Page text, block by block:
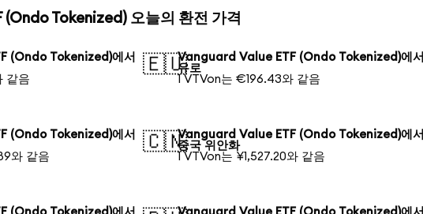
(Ondo Tokenized) 오늘의 환전 가격
(Ondo Tokenized)에서
같음
🇪🇺Vanguard Value ETF (Ondo Tokenized)에서
유로
1 VTVon는 €196.43와 같음
(Ondo Tokenized)에서
와 같음
🇨🇳Vanguard Value ETF (Ondo Tokenized)에서
중국 위안화
1 VTVon는 ¥1,527.20와 같음